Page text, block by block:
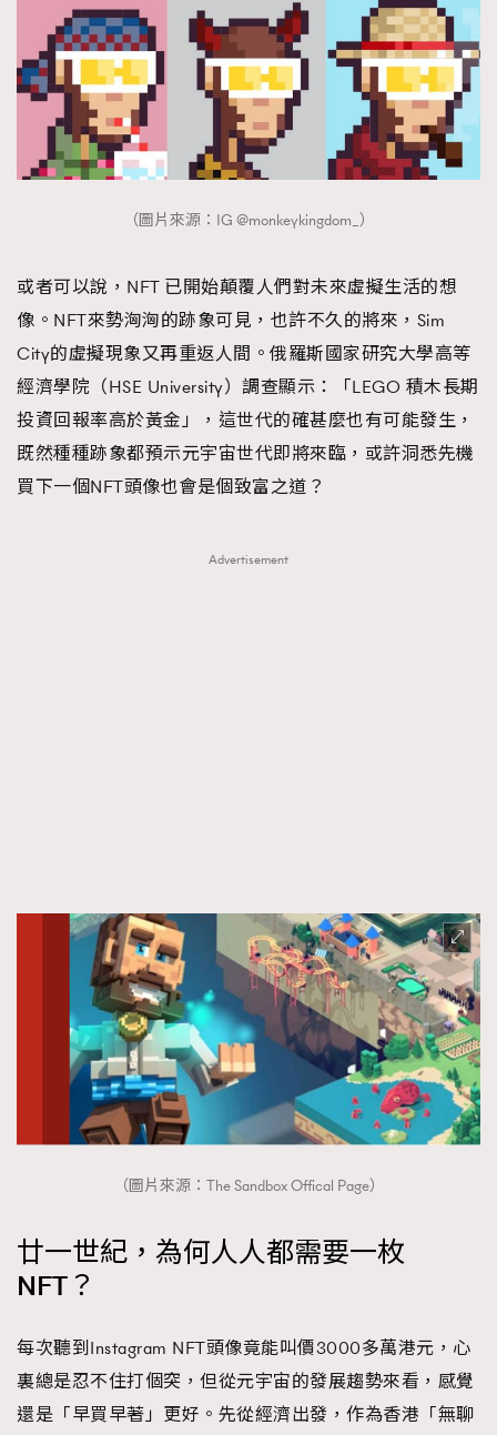
（圖片來源：IG @monkeykingdom_）
或者可以說，NFT 已開始顛覆人們對未來虛擬生活的想
像。NFT來勢洶洶的跡象可見，也許不久的將來，Sim
City的虛擬現象又再重返人間。俄羅斯國家研究大學高等
經濟學院（HSE University）調查顯示：「LEGO 積木長期
投資回報率高於黃金」，這世代的確甚麼也有可能發生，
既然種種跡象都預示元宇宙世代即將來臨，或許洞悉先機
買下一個NFT頭像也會是個致富之道？
Advertisement
（圖片來源：The Sandbox Offical Page）
廿一世紀，為何人人都需要一枚
NFT？
每次聽到Instagram NFT頭像竟能叫價3000多萬港元，心
裏總是忍不住打個突，但從元宇宙的發展趨勢來看，感覺
還是「早買早著」更好。先從經濟出發，作為香港「無聊